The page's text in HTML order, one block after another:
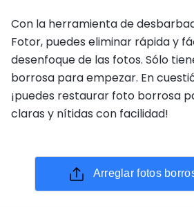
Con la herramienta de
Fotor, puedes eliminar rápida y
desenfoque de las fotos. Sólo
borrosa para empezar. En
¡puedes restaurar foto borrosa
claras y nítidas con facilidad!
Arreglar fotos